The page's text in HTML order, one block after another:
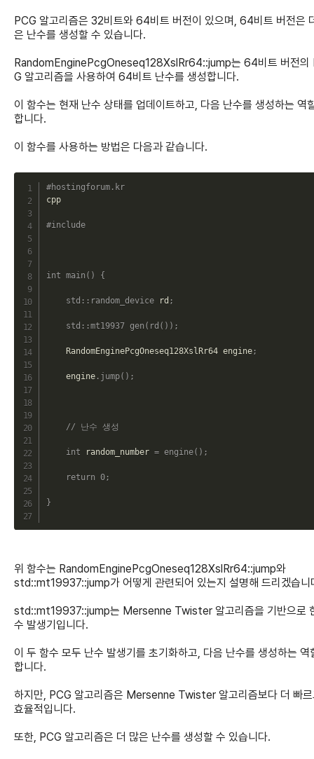
PCG 알고리즘은 32비트와 64비트 버전이 있으며, 64비트 버전은
은 난수를 생성할 수 있습니다.
RandomEnginePcgOneseq128XslRr64::jump는 64비트 버전의
G 알고리즘을 사용하여 64비트 난수를 생성합니다.
이 함수는 현재 난수 상태를 업데이트하고, 다음 난수를 생성하는 역
합니다.
이 함수를 사용하는 방법은 다음과 같습니다.
#hostingforum.kr
cpp
#include
int main ( ) {
std :: random_device rd ;
std ::mt19937 gen ( rd ( ) ) ;
    RandomEnginePcgOneseq128XslRr64 engine
;
    engine
. jump( ) ;
// 난수 생성
int random_number = engine( ) ;
return 0;
}
위 함수는 RandomEnginePcgOneseq128XslRr64::jump와
std::mt19937::jump가 어떻게 관련되어 있는지 설명해 드리겠습니
std::mt19937::jump는 Mersenne Twister 알고리즘을 기반으로
수 발생기입니다.
이 두 함수 모두 난수 발생기를 초기화하고, 다음 난수를 생성하는 역
합니다.
하지만, PCG 알고리즘은 Mersenne Twister 알고리즘보다 더 빠
효율적입니다.
또한, PCG 알고리즘은 더 많은 난수를 생성할 수 있습니다.